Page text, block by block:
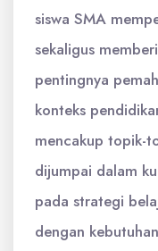
siswa SMA
sekaligus
pentingnya
konteks
mencakup topik-
dijumpai dalam
pada strategi
dengan